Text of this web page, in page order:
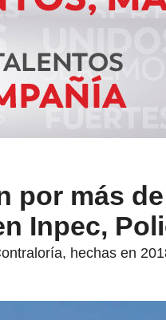
por más
Inpec,
hechas en